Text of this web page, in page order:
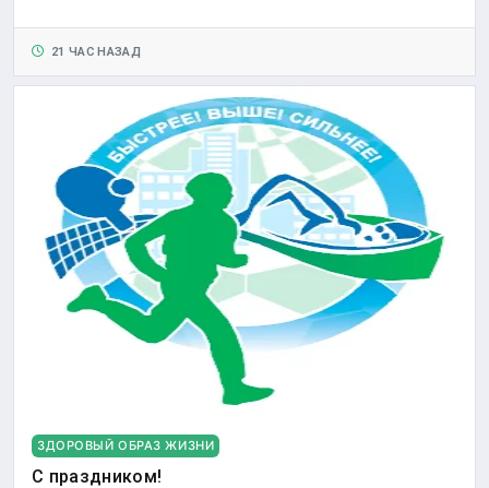
21 ЧАС НАЗАД
ЗДОРОВЫЙ ОБРАЗ ЖИЗНИ
С праздником!